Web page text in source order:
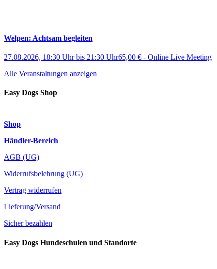
Welpen: Achtsam begleiten
27.08.2026, 18:30 Uhrbis 21:30 Uhr65,00 € - Online Live Meeting
Alle Veranstaltungen anzeigen
Easy Dogs Shop
Shop
Händler-Bereich
AGB (UG)
Widerrufsbelehrung (UG)
Vertrag widerrufen
Lieferung/Versand
Sicher bezahlen
Easy Dogs Hundeschulen und Standorte